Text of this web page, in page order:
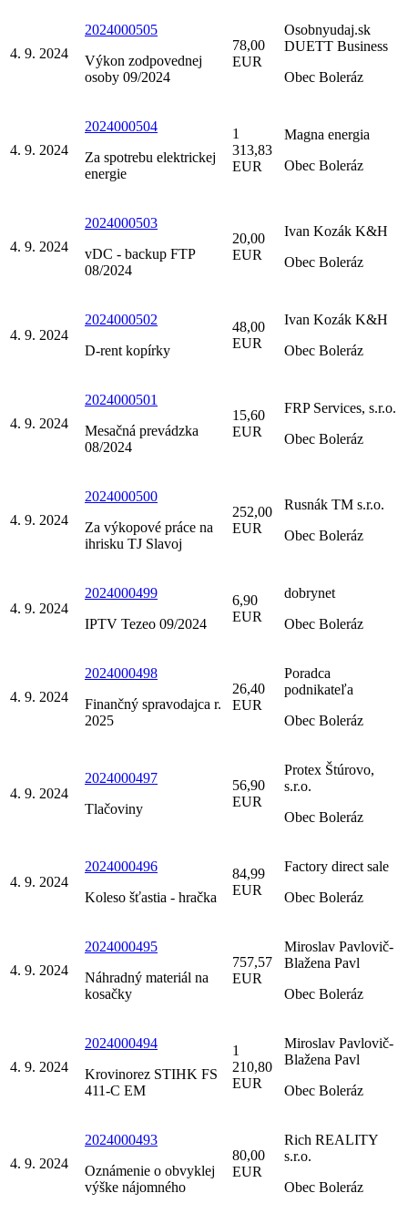
4. 9. 2024
2024000505
Výkon zodpovednej
osoby 09/2024
78,00
EUR
Osobnyudaj.sk
DUETT Business
Obec Boleráz
4. 9. 2024
2024000504
Za spotrebu elektrickej
energie
1
313,83
EUR
Magna energia
Obec Boleráz
4. 9. 2024
2024000503
vDC - backup FTP
08/2024
20,00
EUR
Ivan Kozák K&H
Obec Boleráz
4. 9. 2024
2024000502
D-rent kopírky
48,00
EUR
Ivan Kozák K&H
Obec Boleráz
4. 9. 2024
2024000501
Mesačná prevádzka
08/2024
15,60
EUR
FRP Services, s.r.o.
Obec Boleráz
4. 9. 2024
2024000500
Za výkopové práce na
ihrisku TJ Slavoj
252,00
EUR
Rusnák TM s.r.o.
Obec Boleráz
4. 9. 2024
2024000499
IPTV Tezeo 09/2024
6,90
EUR
dobrynet
Obec Boleráz
4. 9. 2024
2024000498
Finančný spravodajca r.
2025
26,40
EUR
Poradca
podnikateľa
Obec Boleráz
4. 9. 2024
2024000497
Tlačoviny
56,90
EUR
Protex Štúrovo,
s.r.o.
Obec Boleráz
4. 9. 2024
2024000496
Koleso šťastia - hračka
84,99
EUR
Factory direct sale
Obec Boleráz
4. 9. 2024
2024000495
Náhradný materiál na
kosačky
757,57
EUR
Miroslav Pavlovič-
Blažena Pavl
Obec Boleráz
4. 9. 2024
2024000494
Krovinorez STIHK FS
411-C EM
1
210,80
EUR
Miroslav Pavlovič-
Blažena Pavl
Obec Boleráz
4. 9. 2024
2024000493
Oznámenie o obvyklej
výške nájomného
80,00
EUR
Rich REALITY
s.r.o.
Obec Boleráz